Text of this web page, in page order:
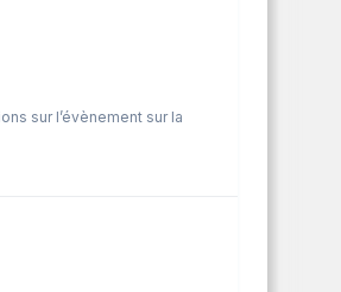
sur l’évènement sur la